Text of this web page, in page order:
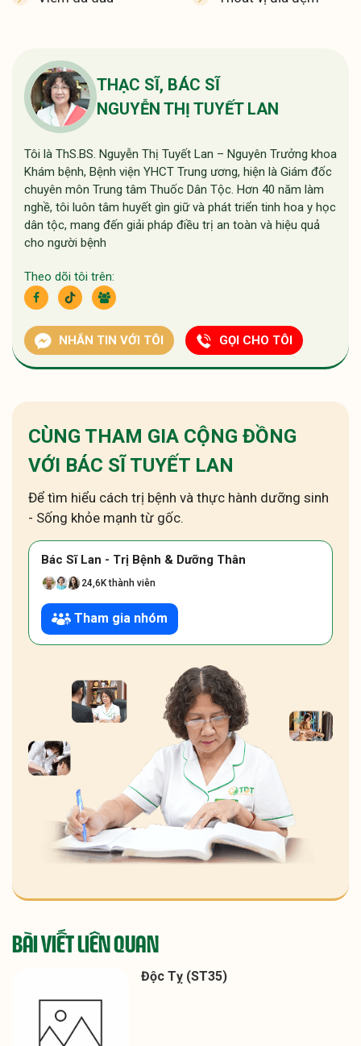
THẠC SĨ, BÁC SĨ
NGUYỄN THỊ TUYẾT LAN
Tôi là ThS.BS. Nguyễn Thị Tuyết Lan – Nguyên Trưởng khoa
Khám bệnh, Bệnh viện YHCT Trung ương, hiện là Giám đốc
chuyên môn Trung tâm Thuốc Dân Tộc. Hơn 40 năm làm
nghề, tôi luôn tâm huyết gìn giữ và phát triển tinh hoa y học
dân tộc, mang đến giải pháp điều trị an toàn và hiệu quả
cho người bệnh
Theo dõi tôi trên:
NHẮN TIN VỚI TÔI GỌI CHO TÔI
CÙNG THAM GIA CỘNG ĐỒNG
VỚI BÁC SĨ TUYẾT LAN
Để tìm hiểu cách trị bệnh và thực hành dưỡng sinh
- Sống khỏe mạnh từ gốc.
Bác Sĩ Lan - Trị Bệnh & Dưỡng Thân
24,6K thành viên
Tham gia nhóm
BÀI VIẾT LIÊN QUAN
Độc Tỵ (ST35)